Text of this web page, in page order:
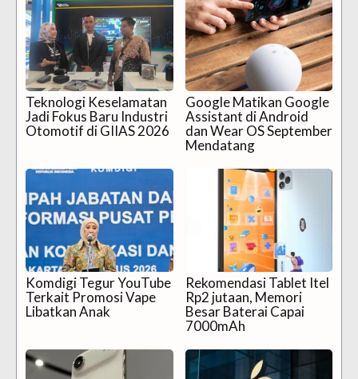
Teknologi Keselamatan
Jadi Fokus Baru Industri
Otomotif di GIIAS 2026
Google Matikan Google
Assistant di Android
dan Wear OS September
Mendatang
Komdigi Tegur YouTube
Terkait Promosi Vape
Libatkan Anak
Rekomendasi Tablet Itel
Rp2 jutaan, Memori
Besar Baterai Capai
7000mAh